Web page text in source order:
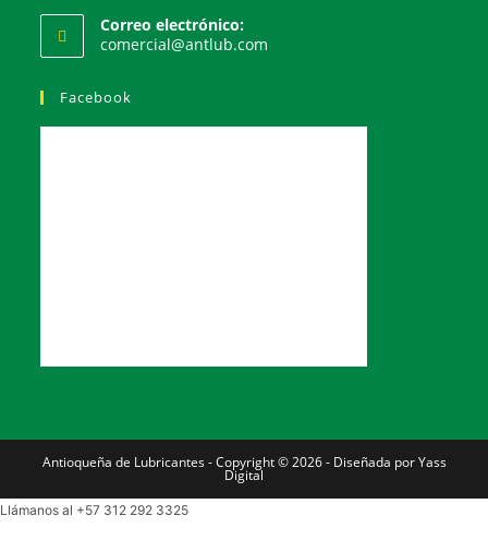
Correo electrónico:
comercial@antlub.com
Facebook
Antioqueña de Lubricantes - Copyright © 2026 - Diseñada por Yass
Digital
Llámanos al +57 312 292 3325